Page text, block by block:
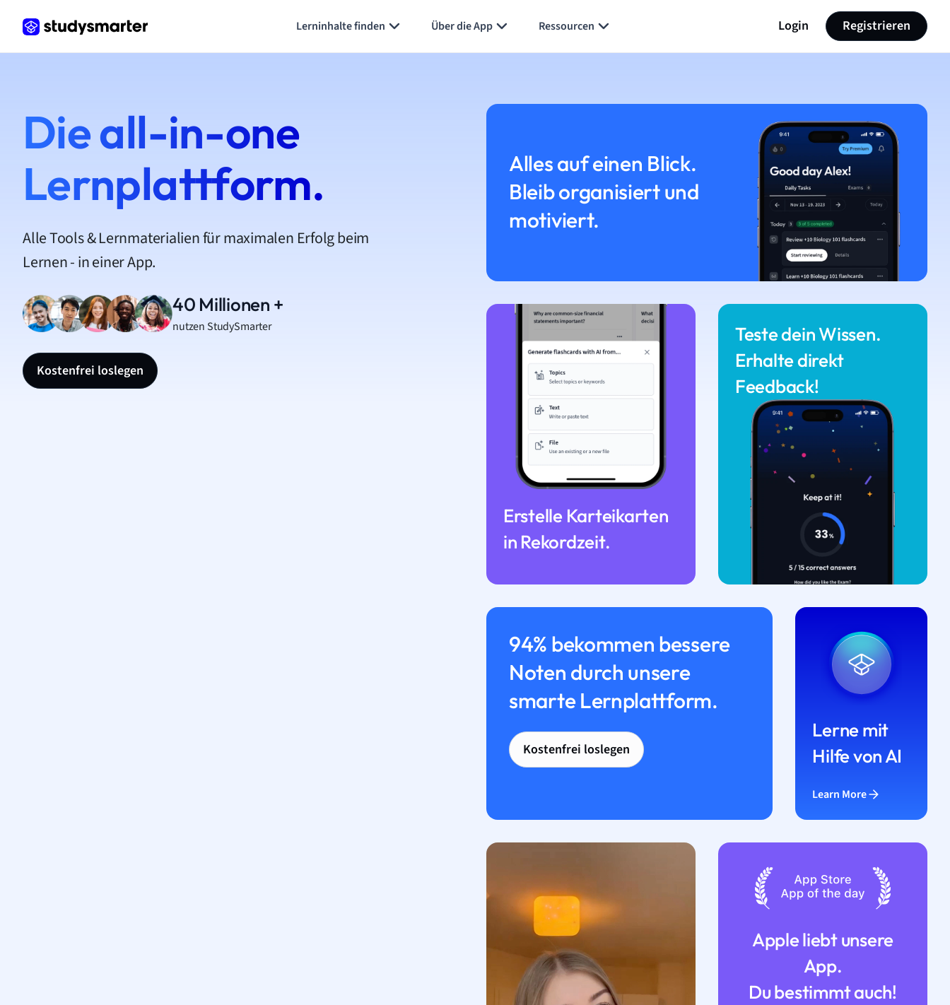
Lerninhalte finden Über die App Ressourcen Login Registrieren
Die all-in-one
Lernplattform.
Alle Tools & Lernmaterialien für maximalen Erfolg beim
Lernen - in einer App.
40 Millionen +
nutzen StudySmarter
Kostenfrei loslegen
Alles auf einen Blick.
Bleib organisiert und
motiviert.
Erstelle Karteikarten
in Rekordzeit.
Teste dein Wissen.
Erhalte direkt
Feedback!
94% bekommen bessere
Noten durch unsere
smarte Lernplattform.
Kostenfrei loslegen
Lerne mit
Hilfe von AI
Learn More
Apple liebt unsere
App.
Du bestimmt auch!